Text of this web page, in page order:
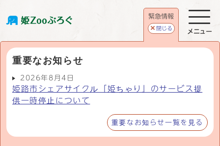
緊急情報
閉じる
重要なお知らせ
2026年8月4日
姫路市シェアサイクル「姫ちゃり」のサービス提
供一時停止について
重要なお知らせ一覧を見る
メニュー